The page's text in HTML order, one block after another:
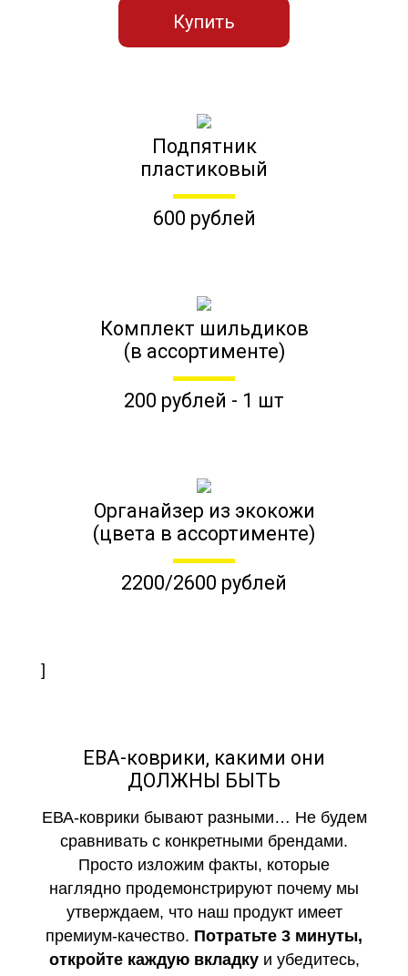
Купить
Подпятник
пластиковый
600 рублей
Комплект шильдиков
(в ассортименте)
200 рублей - 1 шт
Органайзер из экокожи
(цвета в ассортименте)
2200/2600 рублей
]
ЕВА-коврики, какими они
ДОЛЖНЫ БЫТЬ
ЕВА-коврики бывают разными… Не будем
сравнивать с конкретными брендами.
Просто изложим факты, которые
наглядно продемонстрируют почему мы
утверждаем, что наш продукт имеет
премиум-качество. Потратьте 3 минуты,
откройте каждую вкладкуи убедитесь,